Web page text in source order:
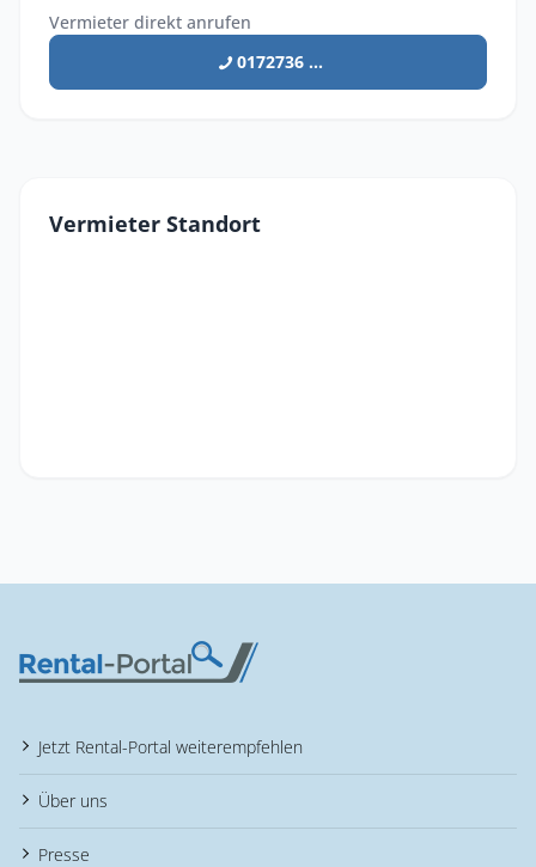
Vermieter direkt anrufen
0172736 ...
Vermieter Standort
Jetzt Rental-Portal weiterempfehlen
Über uns
Presse